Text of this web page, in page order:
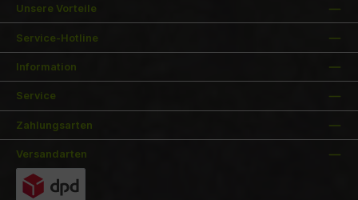
Unsere Vorteile
Service-Hotline
Information
Service
Zahlungsarten
Versandarten